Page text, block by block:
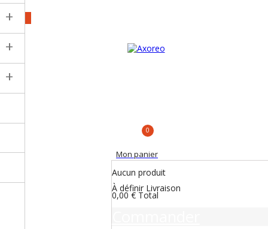
+
+
+
Mon panier
0
Aucun produit
À définir Livraison
0,00 € Total